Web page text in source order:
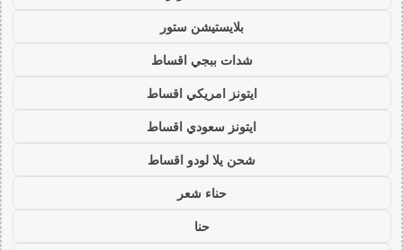
بلايستيشن ستور
شدات ببجي اقساط
ايتونز امريكي اقساط
ايتونز سعودي اقساط
شحن يلا لودو اقساط
حناء شعر
حنا